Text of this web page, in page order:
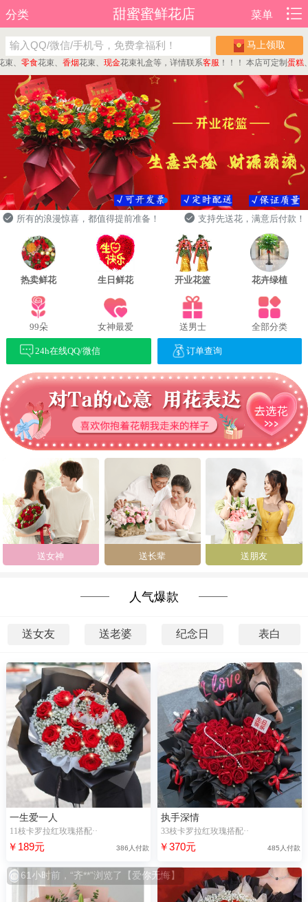
分类 甜蜜蜜鲜花店 菜单
马上领取
零食 花束、香烟 花束、现金 花束礼盒等，详情联系客服！！！ 本店可定制蛋糕 、水
所有的浪漫惊喜，都值得提前准备！ 支持先送花，满意后付款！
热卖鲜花 生日鲜花 开业花篮 花卉绿植
99朵 女神最爱 送男士 全部分类
24h在线QQ/微信 订单查询
送女神 送长辈 送朋友
人气爆款
送女友 送老婆 纪念日 表白
一生爱一人
11枝卡罗拉红玫瑰搭配··
￥189元 386人付款
执手深情
33枝卡罗拉红玫瑰搭配··
￥370元 485人付款
61小时前，“齐**”浏览了【爱你无悔】